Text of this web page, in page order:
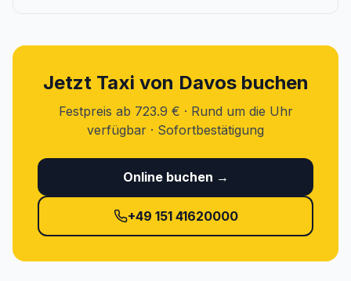
Jetzt Taxi von Davos buchen
Festpreis ab 723.9 € · Rund um die Uhr
verfügbar · Sofortbestätigung
Online buchen →
+49 151 41620000